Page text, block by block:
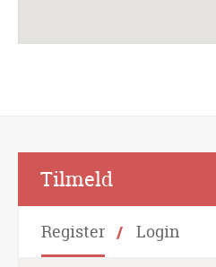
Tilmeld
Register Login